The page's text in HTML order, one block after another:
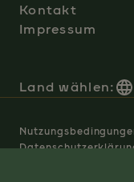
Kontakt
Impressum
Land wählen: